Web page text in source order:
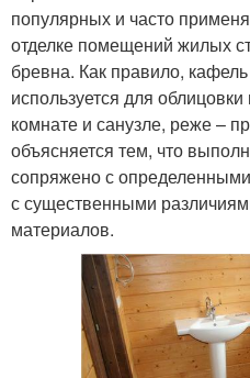
популярных и часто
отделке помещений жилых
бревна. Как правило,
используется для
комнате и санузле, реже –
объясняется тем, что
сопряжено с
с существенными
материалов.